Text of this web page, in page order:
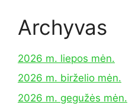
Archyvas
2026 m. liepos mėn.
2026 m. birželio mėn.
2026 m. gegužės mėn.